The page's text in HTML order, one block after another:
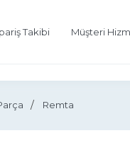
Takibi Müşteri
Remta